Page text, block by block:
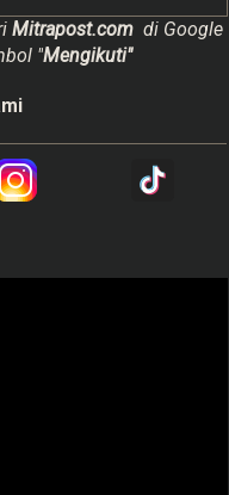
Mitrapost.com di Google
"Mengikuti"